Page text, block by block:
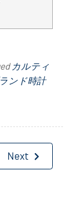
カルティ
ンド時計
Next